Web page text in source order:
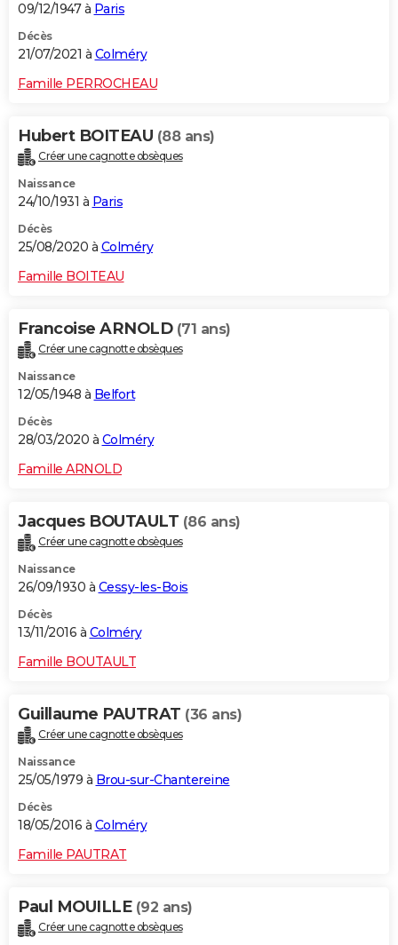
09/12/1947 à Paris
Décès
21/07/2021 à Colméry
Famille PERROCHEAU
Hubert BOITEAU (88 ans)
Créer une cagnotte obsèques
Naissance
24/10/1931 à Paris
Décès
25/08/2020 à Colméry
Famille BOITEAU
Francoise ARNOLD (71 ans)
Créer une cagnotte obsèques
Naissance
12/05/1948 à Belfort
Décès
28/03/2020 à Colméry
Famille ARNOLD
Jacques BOUTAULT (86 ans)
Créer une cagnotte obsèques
Naissance
26/09/1930 à Cessy-les-Bois
Décès
13/11/2016 à Colméry
Famille BOUTAULT
Guillaume PAUTRAT (36 ans)
Créer une cagnotte obsèques
Naissance
25/05/1979 à Brou-sur-Chantereine
Décès
18/05/2016 à Colméry
Famille PAUTRAT
Paul MOUILLE (92 ans)
Créer une cagnotte obsèques